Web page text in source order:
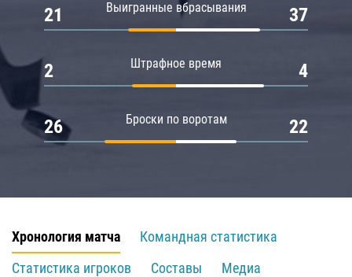
Выигранные вбрасывания
21 37
Штрафное время
2 4
Броски по воротам
26 22
Хронология матча
Командная статистика
Статистика игроков
Составы
Медиа